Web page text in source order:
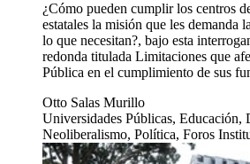
¿Cómo pueden cumplir los centros
estatales la misión que les demanda
lo que necesitan?, bajo esta
redonda titulada Limitaciones que
Pública en el cumplimiento de sus
Otto Salas Murillo
Universidades Públicas, Educación,
Neoliberalismo, Política, Foros